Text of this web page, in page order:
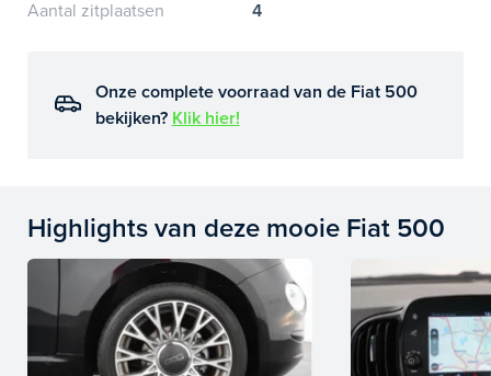
Aantal zitplaatsen
4
Onze complete voorraad van de Fiat 500
bekijken? Klik hier!
Highlights van deze mooie Fiat 500